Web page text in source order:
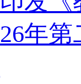
年